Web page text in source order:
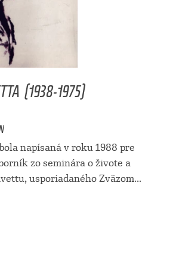
(1938-1975)
napísaná v roku 1988 pre
zo seminára o živote a
usporiadaného Zväzom...